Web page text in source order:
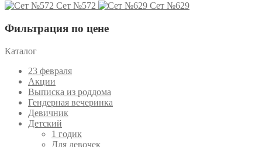
Сет №572
Сет №629
Фильтрация по цене
Каталог
23 февраля
Акции
Выписка из роддома
Гендерная вечеринка
Девичник
Детский
1 годик
Для девочек